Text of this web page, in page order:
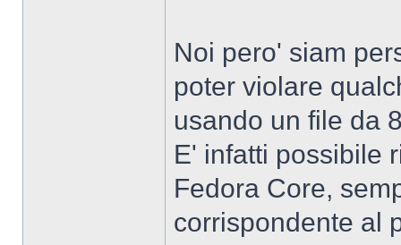
Noi pero' siam
poter violare
usando un file da
E' infatti possibile
Fedora Core,
corrispondente al